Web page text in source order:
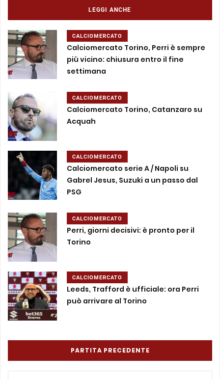
LEGGI ANCHE
CALCIOMERCATO
Calciomercato Torino, Perri è sempre
più vicino: chiusura entro il fine
settimana
CALCIOMERCATO
Calciomercato Torino, Catanzaro su
Acquah
CALCIOMERCATO
Calciomercato serie A / Napoli su
Gabrel Jesus, Suzuki a un passo dal
PSG
CALCIOMERCATO
Perri, giorni decisivi: è pronto per il
Torino
CALCIOMERCATO
Leeds, Trafford è ufficiale: ora Perri
può arrivare al Torino
PARTITA PRECEDENTE